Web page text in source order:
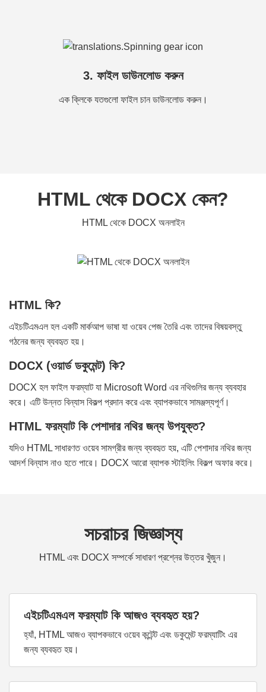
3. ফাইল ডাউনলোড করুন
এক ক্লিকে যতগুলো ফাইল চান ডাউনলোড করুন।
HTML থেকে DOCX কেন?
HTML থেকে DOCX অনলাইন
HTML কি?
এইচটিএমএল হল একটি মার্কআপ ভাষা যা ওয়েব পেজ তৈরি এবং তাদের বিষয়বস্তু
গঠনের জন্য ব্যবহৃত হয়।
DOCX (ওয়ার্ড ডকুমেন্ট) কি?
DOCX হল ফাইল ফরম্যাট যা Microsoft Word এর নথিগুলির জন্য ব্যবহার
করে। এটি উন্নত বিন্যাস বিকল্প প্রদান করে এবং ব্যাপকভাবে সামঞ্জস্যপূর্ণ।
HTML ফরম্যাট কি পেশাদার নথির জন্য উপযুক্ত?
যদিও HTML সাধারণত ওয়েব সামগ্রীর জন্য ব্যবহৃত হয়, এটি পেশাদার নথির জন্য
আদর্শ বিন্যাস নাও হতে পারে। DOCX আরো ব্যাপক স্টাইলিং বিকল্প অফার করে।
সচরাচর জিজ্ঞাস্য
HTML এবং DOCX সম্পর্কে সাধারণ প্রশ্নের উত্তর খুঁজুন।
এইচটিএমএল ফরম্যাট কি আজও ব্যবহৃত হয়?
হ্যাঁ, HTML আজও ব্যাপকভাবে ওয়েব কন্টেন্ট এবং ডকুমেন্ট ফরম্যাটিং এর
জন্য ব্যবহৃত হয়।